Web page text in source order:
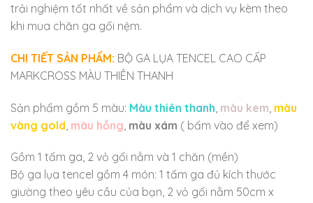
trải nghiệm tốt nhất về sản phẩm và dịch vụ kèm theo
khi mua chăn ga gối nệm.
CHI TIẾT SẢN PHẨM: BỘ GA LỤA TENCEL CAO CẤP
MARKCROSS MÀU THIÊN THANH
Sản phẩm gồm 5 màu: Màu thiên thanh màu kem màu
vàng gold màu hồng màu xám ( bấm vào để xem)
Gồm 1 tấm ga, 2 vỏ gối nằm và 1 chăn (mền)
Bộ ga lụa tencel gồm 4 món: 1 tấm ga đủ kích thước
giường theo yêu cầu của bạn, 2 vỏ gối nằm 50cm x